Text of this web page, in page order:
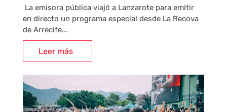
La emisora pública viajó a Lanzarote para emitir
en directo un programa especial desde La Recova
de Arrecife...
Leer más